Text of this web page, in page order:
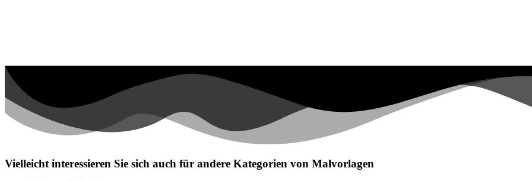
Transport
Valentinstag und Liebe
Winter und Weihnachten
Unkategorisiert
Vielleicht interessieren Sie sich auch für andere Kategorien von Malvorlagen